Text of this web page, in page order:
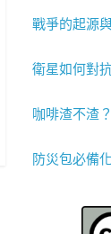
戰爭的起源
衛星如何對
咖啡渣不渣
防災包必備